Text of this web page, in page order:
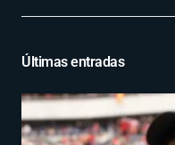
Últimas entradas